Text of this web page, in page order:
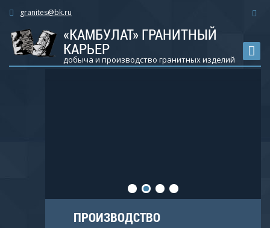
granites@bk.ru
«КАМБУЛАТ» ГРАНИТНЫЙ
КАРЬЕР
добыча и производство гранитных изделий
ПРОИЗВОДСТВО